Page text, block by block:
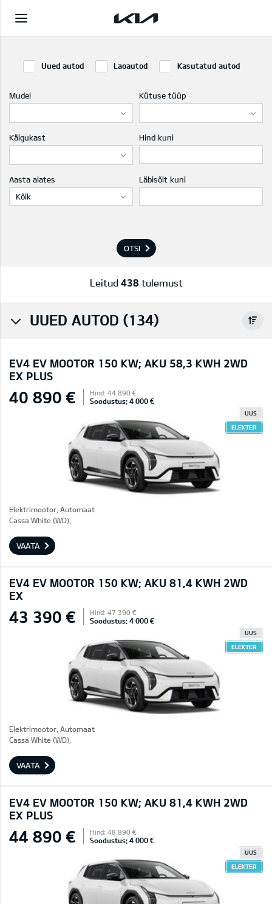
Uued autod Laoautod Kasutatud autod
Mudel Kütuse tüüp
Käigukast Hind kuni
Aasta alates
Kõik
Läbisõit kuni
OTSI
Leitud 438tulemust
UUED AUTOD (134)
EV4 EV MOOTOR 150 KW; AKU 58,3 KWH 2WD
EX PLUS
40 890 € Hind: 44 890 €
Soodustus: 4 000 €
UUS
ELEKTER
Elektrimootor, Automaat
Cassa White (WD),
VAATA
EV4 EV MOOTOR 150 KW; AKU 81,4 KWH 2WD
EX
43 390 € Hind: 47 390 €
Soodustus: 4 000 €
UUS
ELEKTER
Elektrimootor, Automaat
Cassa White (WD),
VAATA
EV4 EV MOOTOR 150 KW; AKU 81,4 KWH 2WD
EX PLUS
44 890 € Hind: 48 890 €
Soodustus: 4 000 €
UUS
ELEKTER